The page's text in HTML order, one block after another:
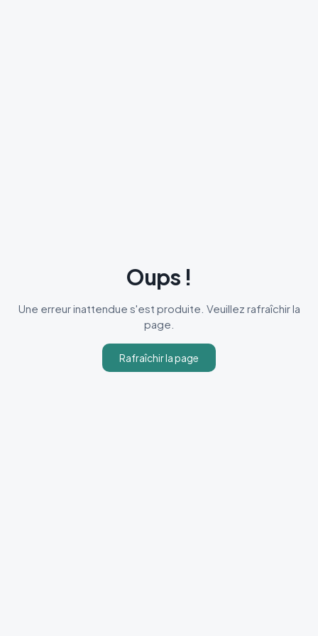
Oups !
Une erreur inattendue s'est produite. Veuillez rafraîchir la
page.
Rafraîchir la page